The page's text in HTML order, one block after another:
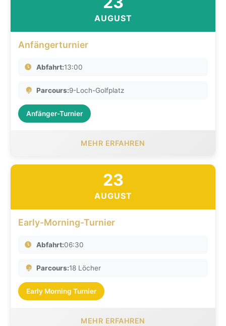
AUGUST
Anfängerturnier
Abfahrt:13:00
Parcours:9-Loch-Golfplatz
Anfänger-Turnier
MEHR ERFAHREN
23
AUGUST
Early-Morning-Turnier
Abfahrt:06:30
Parcours:18 Löcher
Early Morning Turnier
MEHR ERFAHREN